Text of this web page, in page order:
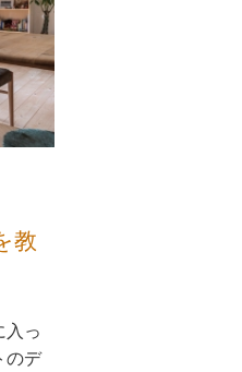
教
入っ
のデ